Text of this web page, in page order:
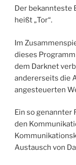
Der bekannteste
heißt „Tor“.
Im
dieses
dem Darknet
andererseits die
angesteuerten
Ein so genannter
den
Austausch von